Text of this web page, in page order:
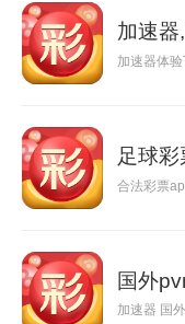
加速器
加速器体验
足球
合法彩票
国外
加速器 国外